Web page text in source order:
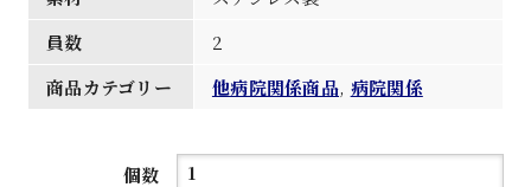
員数
2
商品カテゴリー
他病院関係商品, 病院関係
個数
消